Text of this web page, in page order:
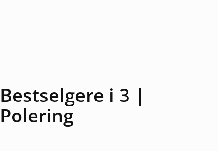
Bestselgere i 3 |
Polering